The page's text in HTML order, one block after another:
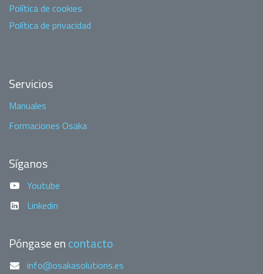
Política de cookies
Política de privacidad
Servicios
Manuales
Formaciones Osaka
Síganos
Youtube
Linkedin
Póngase encontacto
info@osakasolutions.es